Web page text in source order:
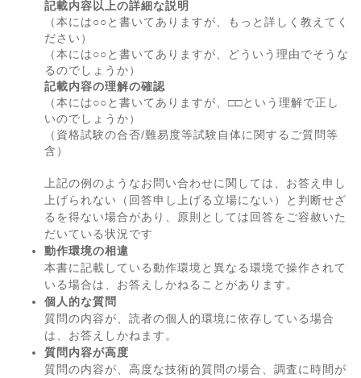
記載内容以上の詳細な説明
（本には○○と書いてありますが、もっと詳しく教えてく
ださい）
（本には○○と書いてありますが、どういう理由でそうな
るのでしょうか）
記載内容の理解の確認
（本には○○と書いてありますが、□□という理解で正し
いのでしょうか）
（資格試験の合否/難易度等試験自体に関するご質問等
含）
上記の例のようなお問い合わせに関しては、お答え申し
上げられない（回答申し上げる立場にない）と判断せざ
るを得ない場合があり、原則としては回答をご容赦いた
だいている状況です
動作環境の相違
本書に記載している動作環境と異なる環境で操作されて
いる場合は、お答えしかねることがあります。
個人的な質問
質問の内容が、読者の個人的環境に依存している場合
は、お答えしかねます。
質問内容が高度
質問の内容が、高度な技術的質問の場合、調査に時間が